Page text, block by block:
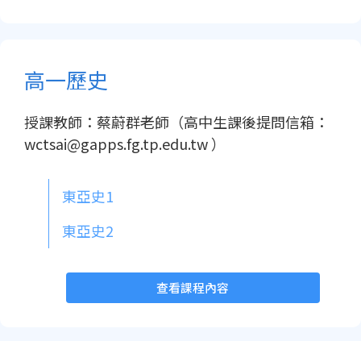
高一歷史
授課教師：蔡蔚群老師（高中生課後提問信箱：
wctsai@gapps.fg.tp.edu.tw ）
東亞史1
東亞史2
查看課程內容